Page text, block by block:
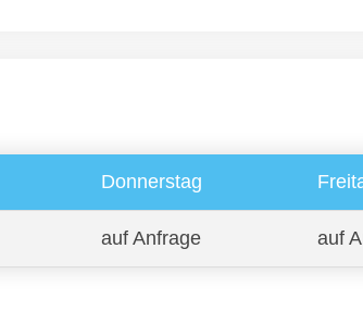
Donnerstag
auf Anfrage auf